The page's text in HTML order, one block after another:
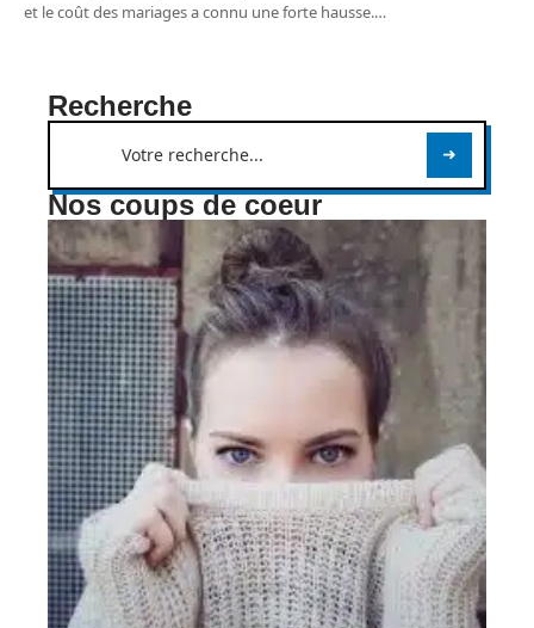
et le coût des mariages a connu une forte hausse.…
Recherche
Nos coups de coeur